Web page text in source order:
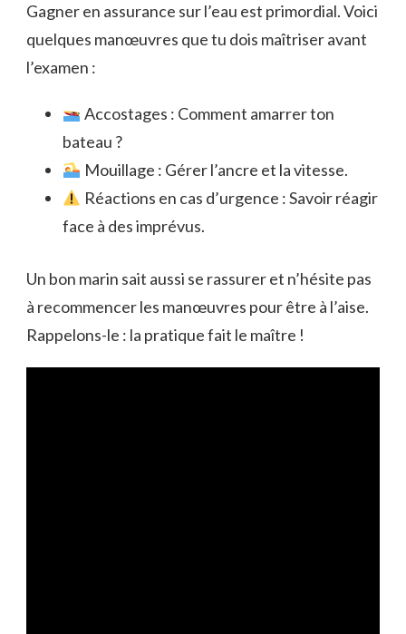
Gagner en assurance sur l’eau est primordial. Voici
quelques manœuvres que tu dois maîtriser avant
l’examen :
Accostages : Comment amarrer ton
bateau ?
Mouillage : Gérer l’ancre et la vitesse.
Réactions en cas d’urgence : Savoir réagir
face à des imprévus.
Un bon marin sait aussi se rassurer et n’hésite pas
à recommencer les manœuvres pour être à l’aise.
Rappelons-le : la pratique fait le maître !